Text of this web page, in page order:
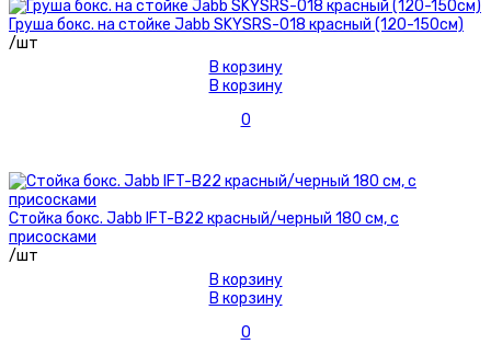
Груша бокс. на стойке Jabb SKYSRS-018 красный (120-150см)
/шт
В корзину
В корзину
0
Стойка бокс. Jabb IFT-B22 красный/черный 180 см, с
присосками
/шт
В корзину
В корзину
0